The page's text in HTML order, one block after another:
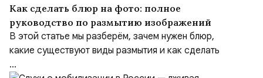
Как сделать блюр на фото: полное
руководство по размытию изображений
В этой статье мы разберём, зачем нужен блюр,
какие существуют виды размытия и как сделать
...